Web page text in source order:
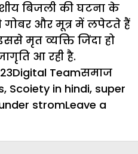
बिजली की घटना के
गोबर और मूत्र में लपेटते हैं
मृत व्यक्ति जिंदा हो
आ रही है.
Author
Digital TeamसमाजTags
, Scoiety in hindi, super
stromLeave a